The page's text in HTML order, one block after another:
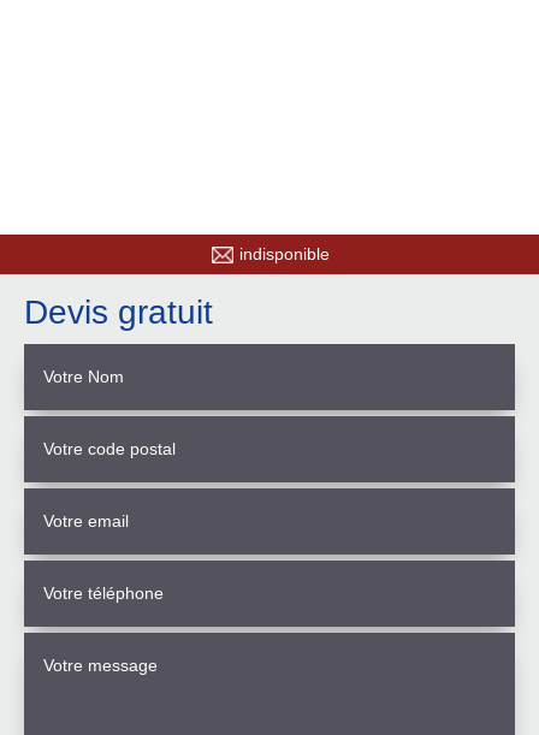
indisponible
Devis gratuit